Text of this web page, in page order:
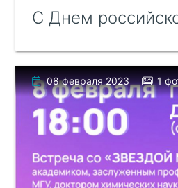
С Днем
08 февраля 2023 1